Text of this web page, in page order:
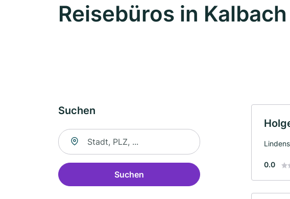
Reisebüros in Kalbach
Suchen
Suche nach Ort
Suchen
0.0